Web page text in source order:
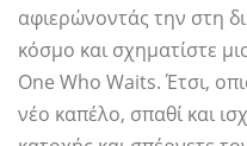
αφιερώνοντάς την στη
κόσμο και σχηματίστε
One Who Waits. Έτσι,
νέο καπέλο, σπαθί και